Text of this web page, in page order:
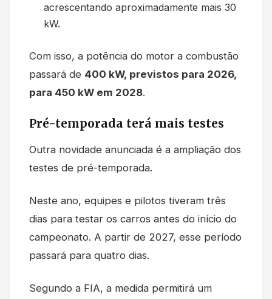
acrescentando aproximadamente mais 30
kW.
Com isso, a potência do motor a combustão
passará de 400 kW, previstos para 2026,
para 450 kW em 2028.
Pré-temporada terá mais testes
Outra novidade anunciada é a ampliação dos
testes de pré-temporada.
Neste ano, equipes e pilotos tiveram três
dias para testar os carros antes do início do
campeonato. A partir de 2027, esse período
passará para quatro dias.
Segundo a FIA, a medida permitirá um